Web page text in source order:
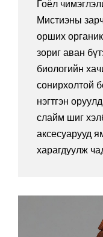
Гоёл
Мистиэны
орших
зориг аван
биологийн
сонирхолтой
нэгтгэн
слайм шиг
аксесуарууд
харагдуулж